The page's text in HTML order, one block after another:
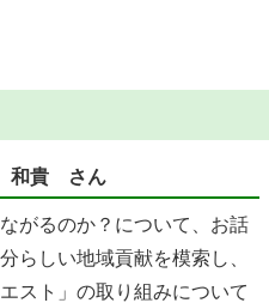
和貴 さん
がるのか？について、お話
らしい地域貢献を模索し、
スト」の取り組みについて